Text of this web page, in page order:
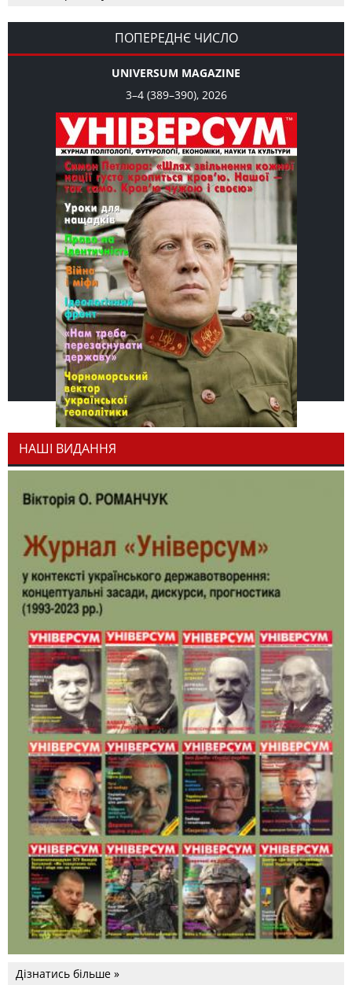
Editorial Oleh K. Romanchuk Журавель і синиця як
уособлення української політстратегії й тактики
ПОПЕРЕДНЄ ЧИСЛО
UNIVERSUM MAGAZINE
3–4 (389–390), 2026
НАШІ ВИДАННЯ
Дізнатись більше »